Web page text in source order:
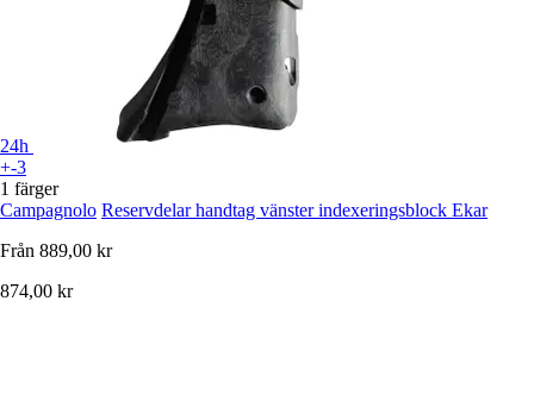
24h
+-3
1 färger
Campagnolo Reservdelar handtag vänster indexeringsblock Ekar
Från 889,00 kr
874,00 kr